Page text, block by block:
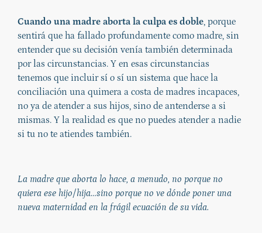
Cuando una madre aborta la culpa es doble, porque
sentirá que ha fallado profundamente como madre, sin
entender que su decisión venía también determinada
por las circunstancias. Y en esas circunstancias
tenemos que incluir sí o sí un sistema que hace la
conciliación una quimera a costa de madres incapaces,
no ya de atender a sus hijos, sino de antenderse a si
mismas. Y la realidad es que no puedes atender a nadie
si tu no te atiendes también.
La madre que aborta lo hace, a menudo, no porque no
quiera ese hijo/hija…sino porque no ve dónde poner una
nueva maternidad en la frágil ecuación de su vida.